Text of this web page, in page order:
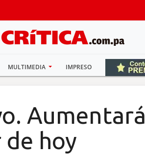
MULTIMEDIA IMPRESO
Aumentará
hoy